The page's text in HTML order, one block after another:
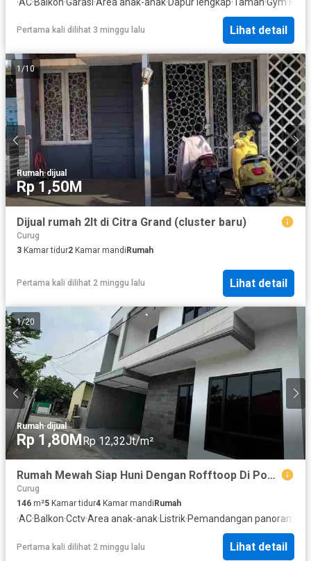
Pertama kali dilihat 3 minggu lalu Lihat detail
1 /10
Rumah·dijual
Rp 1,50M
Dijual rumah 2lt di Citra Grand (cluster baru)
Curug
3 Kamar tidur2 Kamar mandi Rumah
Pertama kali dilihat 2 minggu lalu Lihat detail
1/20
Rumah·dijual
Rp 1,80MRp 12,32Jt/m²
Rumah Mewah Siap Huni Dengan Rofftoop Di Pondok Cibubur
Curug
146 m²5 Kamar tidur4 Kamar mandiRumah
·AC·Balkon·Cctv·Area anak-anak· Listrik·Pemandangan panorama
Pertama kali dilihat 2 minggu lalu Lihat detail